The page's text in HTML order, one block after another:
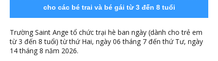
cho các bé trai và bé gái từ 3 đến 8 tuổi
Trường Saint Ange tổ chức trại hè ban ngày (dành cho trẻ em
từ 3 đến 8 tuổi) từ thứ Hai, ngày 06 tháng 7 đến thứ Tư, ngày
14 tháng 8 năm 2026.